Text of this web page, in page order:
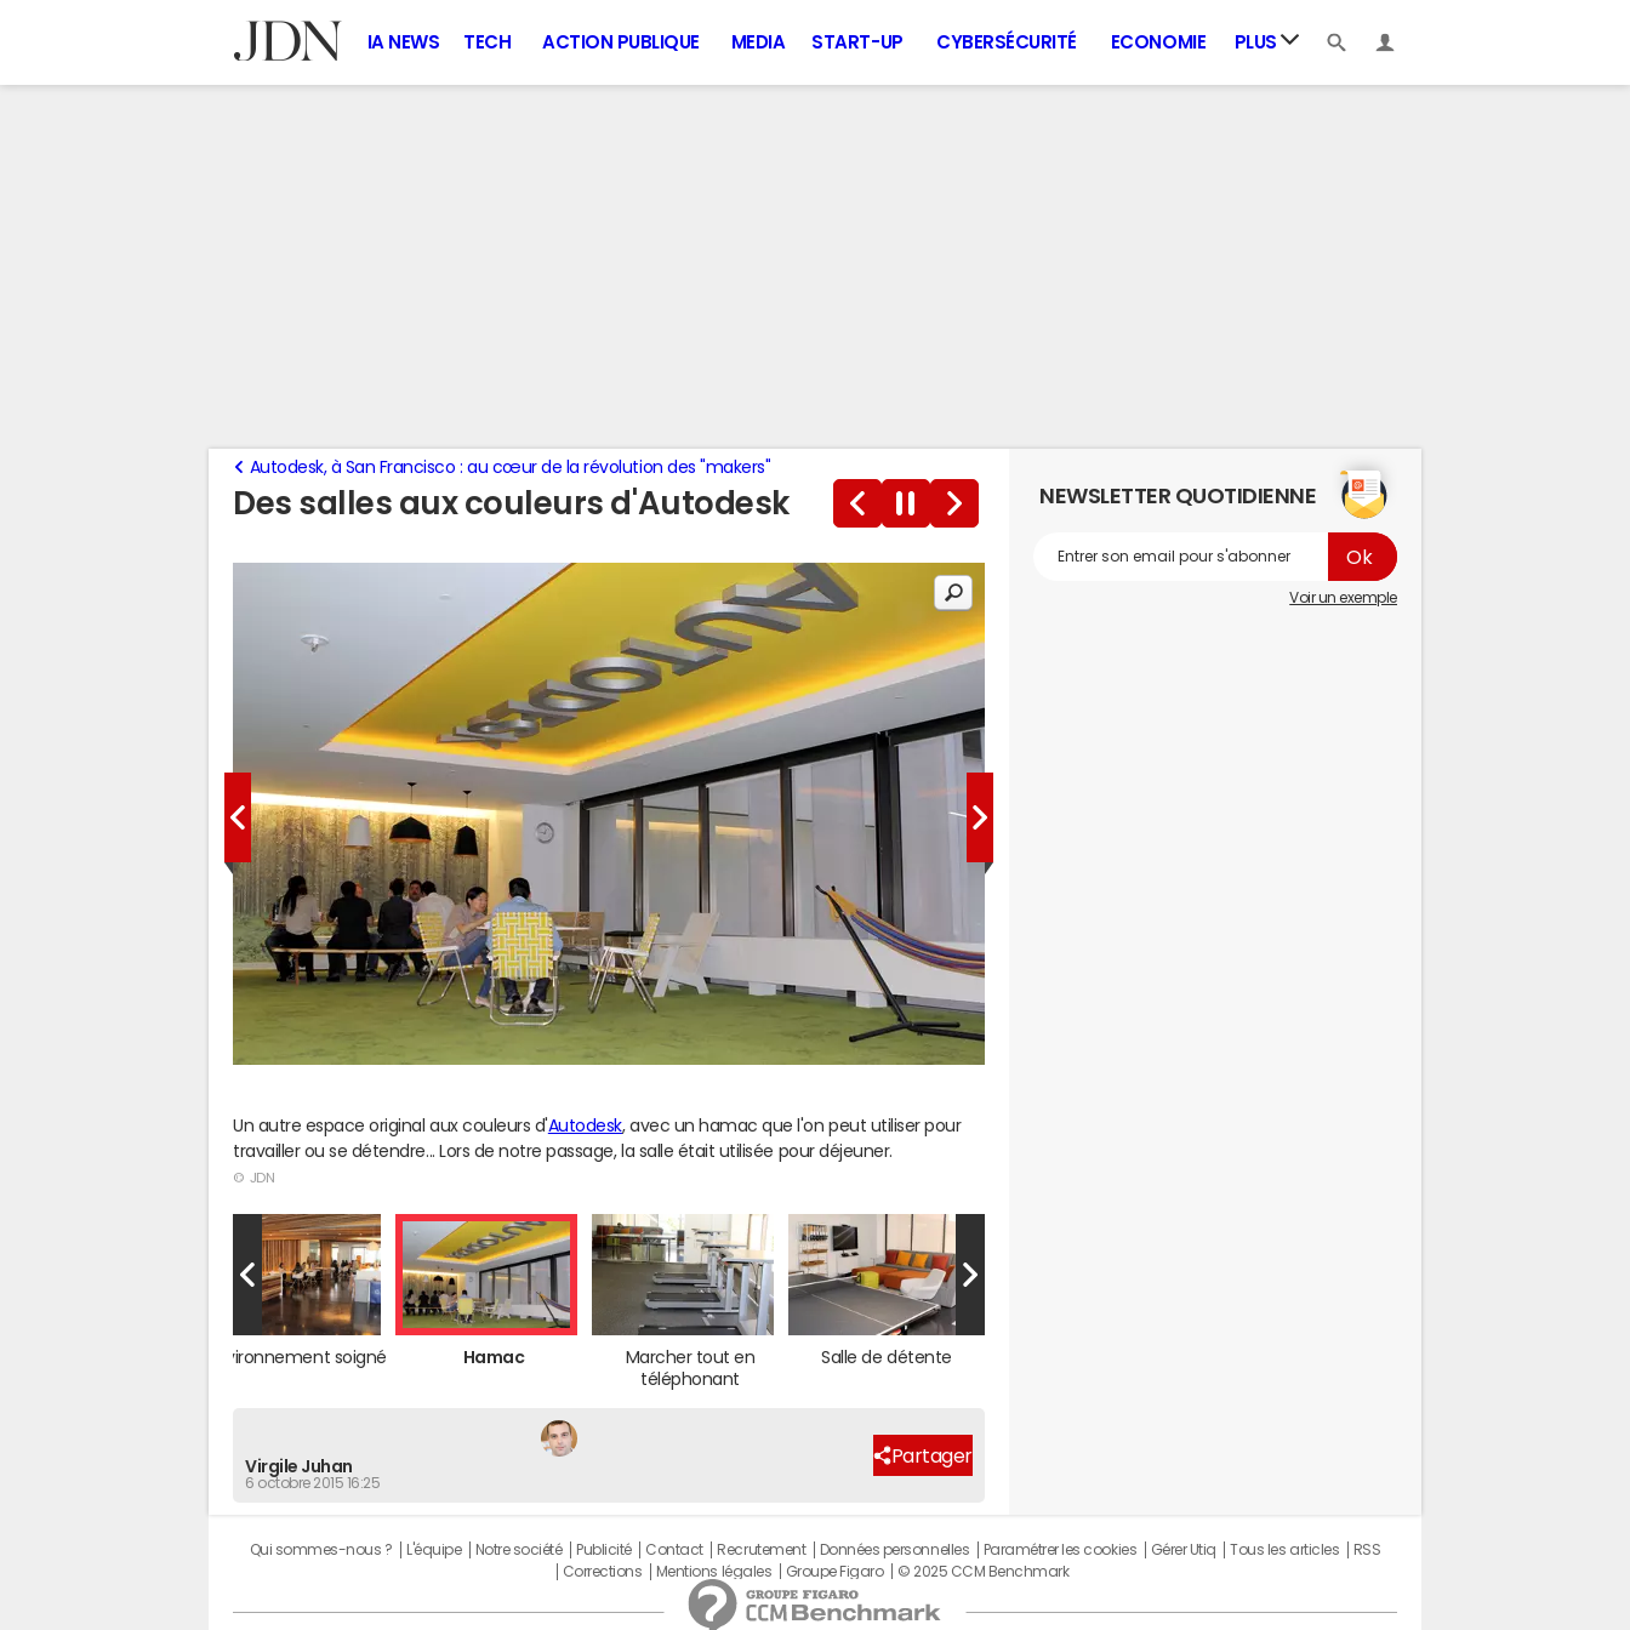
IA NEWS TECH ACTION PUBLIQUE MEDIA START-UP CYBERSÉCURITÉ ECONOMIE PLUS
Des salles aux couleurs d'Autodesk
Autodesk, à San Francisco : au cœur de la révolution des "makers"
Un autre espace original aux couleurs d'Autodesk, avec un hamac que l'on peut utiliser pour
travailler ou se détendre... Lors de notre passage, la salle était utilisée pour déjeuner.
© JDN
Environnement soigné Hamac
Marcher tout en
téléphonant
Salle de détente
Virgile Juhan
6 octobre 2015 16:25
Partager
NEWSLETTER QUOTIDIENNE
Voir un exemple
Qui sommes-nous ? L'équipe Notre société Publicité Contact Recrutement Données personnelles Paramétrer les cookies Gérer Utiq Tous les articles
RSS
Corrections
Mentions légales Groupe Figaro © 2025 CCM Benchmark